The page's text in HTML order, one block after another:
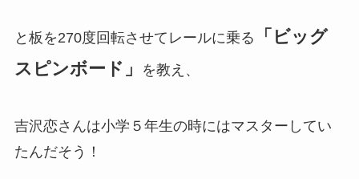
と板を270度回転させてレールに乗る
「ビッグ
スピンボード」
を教え、
吉沢恋さんは小学５年生の時にはマスターしてい
たんだそう！